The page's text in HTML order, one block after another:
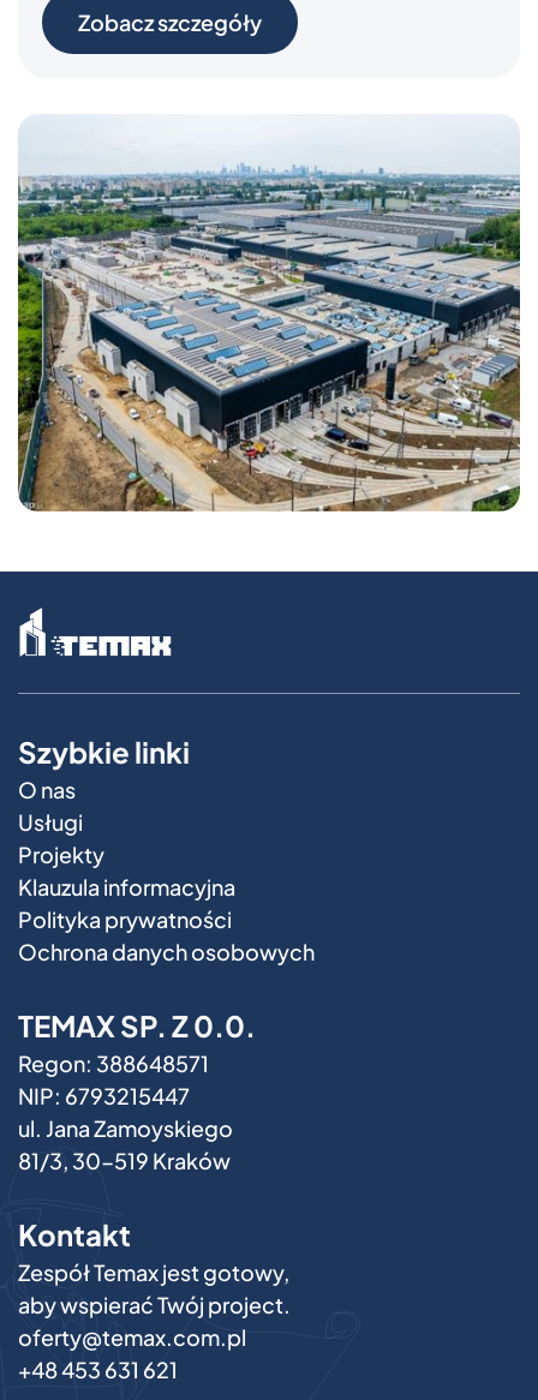
Zobacz szczegóły
TEMAX SP. Z 0.0.
Regon: 388648571
NIP: 6793215447
ul. Jana Zamoyskiego
81/3, 30-519 Kraków
Szybkie linki
O nas
Usługi
Projekty
Klauzula informacyjna
Polityka prywatności
Ochrona danych osobowych
Kontakt
Zespół Temax jest gotowy,
aby wspierać Twój project.
oferty@temax.com.pl
+48 453 631 621